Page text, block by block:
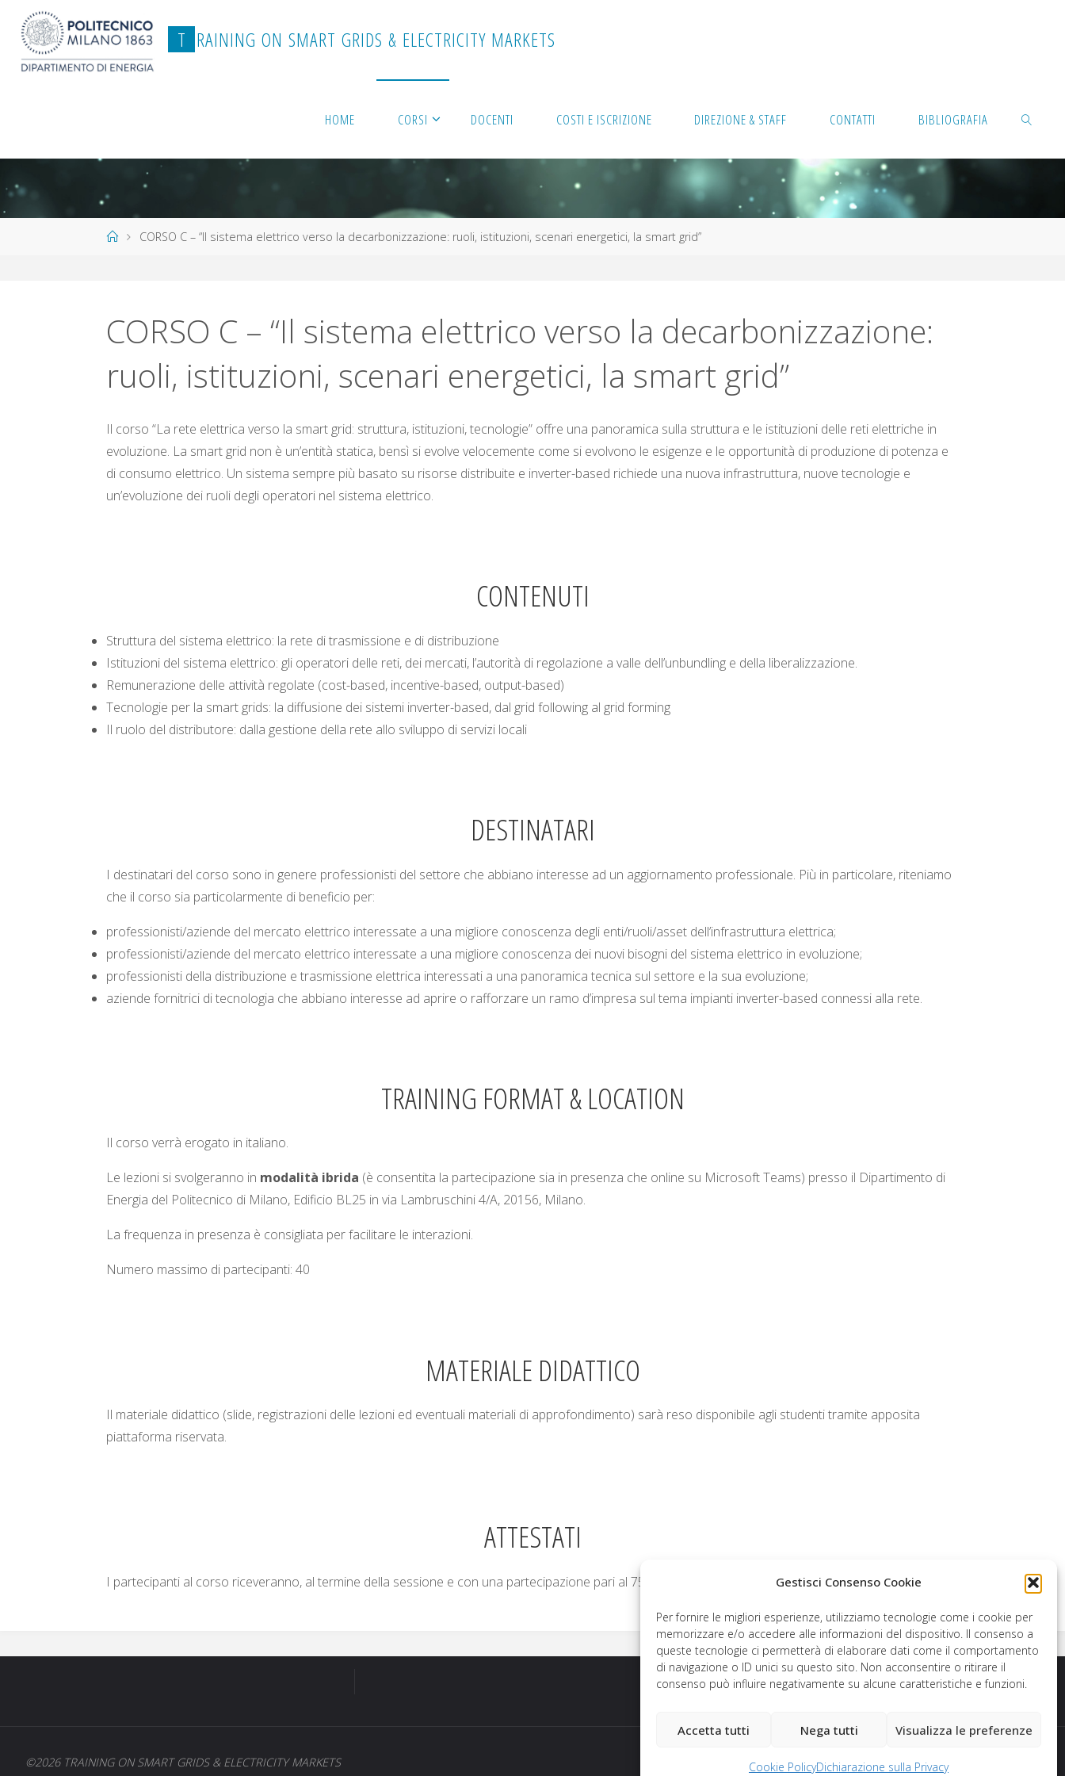
Gestisci Consenso Cookie
Per fornire le migliori esperienze, utilizziamo tecnologie come i cookie per
memorizzare e/o accedere alle informazioni del dispositivo. Il consenso a
queste tecnologie ci permetterà di elaborare dati come il comportamento
di navigazione o ID unici su questo sito. Non acconsentire o ritirare il
consenso può influire negativamente su alcune caratteristiche e funzioni.
Accetta tutti Nega tutti Visualizza le preferenze
Cookie PolicyDichiarazione sulla Privacy
contenuto
T RAINING ON SMART GRIDS & ELECTRICITY MARKETS
HOME CORSI DOCENTI COSTI E ISCRIZIONE DIREZIONE & STAFF CONTATTI BIBLIOGRAFIA
HomeCORSO C – “Il sistema elettrico verso la decarbonizzazione: ruoli, istituzioni, scenari energetici, la smart grid”
CORSO C – “Il sistema elettrico verso la decarbonizzazione:
ruoli, istituzioni, scenari energetici, la smart grid”
Il corso “La rete elettrica verso la smart grid: struttura, istituzioni, tecnologie” offre una panoramica sulla struttura e le istituzioni delle reti elettriche in
evoluzione. La smart grid non è un’entità statica, bensì si evolve velocemente come si evolvono le esigenze e le opportunità di produzione di potenza e
di consumo elettrico. Un sistema sempre più basato su risorse distribuite e inverter-based richiede una nuova infrastruttura, nuove tecnologie e
un’evoluzione dei ruoli degli operatori nel sistema elettrico.
CONTENUTI
Struttura del sistema elettrico: la rete di trasmissione e di distribuzione
Istituzioni del sistema elettrico: gli operatori delle reti, dei mercati, l’autorità di regolazione a valle dell’unbundling e della liberalizzazione.
Remunerazione delle attività regolate (cost-based, incentive-based, output-based)
Tecnologie per la smart grids: la diffusione dei sistemi inverter-based, dal grid following al grid forming
Il ruolo del distributore: dalla gestione della rete allo sviluppo di servizi locali
DESTINATARI
I destinatari del corso sono in genere professionisti del settore che abbiano interesse ad un aggiornamento professionale. Più in particolare, riteniamo
che il corso sia particolarmente di beneficio per:
professionisti/aziende del mercato elettrico interessate a una migliore conoscenza degli enti/ruoli/asset dell’infrastruttura elettrica;
professionisti/aziende del mercato elettrico interessate a una migliore conoscenza dei nuovi bisogni del sistema elettrico in evoluzione;
professionisti della distribuzione e trasmissione elettrica interessati a una panoramica tecnica sul settore e la sua evoluzione;
aziende fornitrici di tecnologia che abbiano interesse ad aprire o rafforzare un ramo d’impresa sul tema impianti inverter-based connessi alla rete.
TRAINING FORMAT & LOCATION
Il corso verrà erogato in italiano.
Le lezioni si svolgeranno in modalità ibrida (è consentita la partecipazione sia in presenza che online su Microsoft Teams) presso il Dipartimento di
Energia del Politecnico di Milano, Edificio BL25 in via Lambruschini 4/A, 20156, Milano.
La frequenza in presenza è consigliata per facilitare le interazioni.
Numero massimo di partecipanti: 40
MATERIALE DIDATTICO
Il materiale didattico (slide, registrazioni delle lezioni ed eventuali materiali di approfondimento) sarà reso disponibile agli studenti tramite apposita
piattaforma riservata.
ATTESTATI
I partecipanti al corso riceveranno, al termine della sessione e con una partecipazione pari al 75%
©2026 TRAINING ON SMART GRIDS & ELECTRICITY MARKETS Powered byFluida